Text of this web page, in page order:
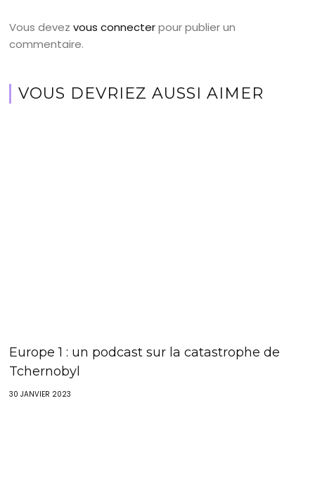
Vous devezvous connecterpour publier un
commentaire.
VOUS DEVRIEZ AUSSI AIMER
Europe 1 : un podcast sur la catastrophe de
Tchernobyl
30 JANVIER 2023